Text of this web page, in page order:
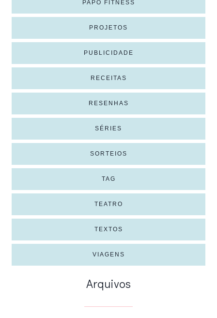
PAPO FITNESS
PROJETOS
PUBLICIDADE
RECEITAS
RESENHAS
SÉRIES
SORTEIOS
TAG
TEATRO
TEXTOS
VIAGENS
Arquivos